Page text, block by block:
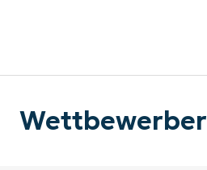
Wettbewerber